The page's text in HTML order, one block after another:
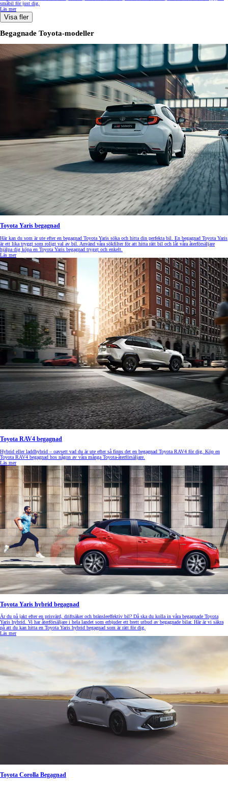
småbil för just dig.
Läs mer
Visa fler
Begagnade Toyota-modeller
Toyota Yaris begagnad
Här kan du som är ute efter en begagnad Toyota Yaris söka och hitta din perfekta bil. En begagnad Toyota Yaris
är ett lika tryggt som roligt val av bil. Använd våra sökfilter för att hitta rätt bil och låt våra återförsäljare
hjälpa dig köpa en Toyota Yaris begagnad tryggt och enkelt.
Läs mer
Toyota RAV4 begagnad
Hybrid eller laddhybrid – oavsett vad du är ute efter så finns det en begagnad Toyota RAV4 för dig. Köp en
Toyota RAV4 begagnad hos någon av våra många Toyota-återförsäljare.
Läs mer
Toyota Yaris hybrid begagnad
Är du på jakt efter en prisvärd, driftsäker och bränsleeffektiv bil? Då ska du kolla in våra begagnade Toyota
Yaris hybrid. Vi har återförsäljare i hela landet som erbjuder ett brett utbud av begagnade bilar. Här är vi säkra
på att du kan hitta en Toyota Yaris hybrid begagnad som är rätt för dig.
Läs mer
Toyota Corolla Begagnad